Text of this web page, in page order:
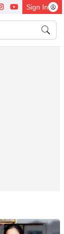
Sign In